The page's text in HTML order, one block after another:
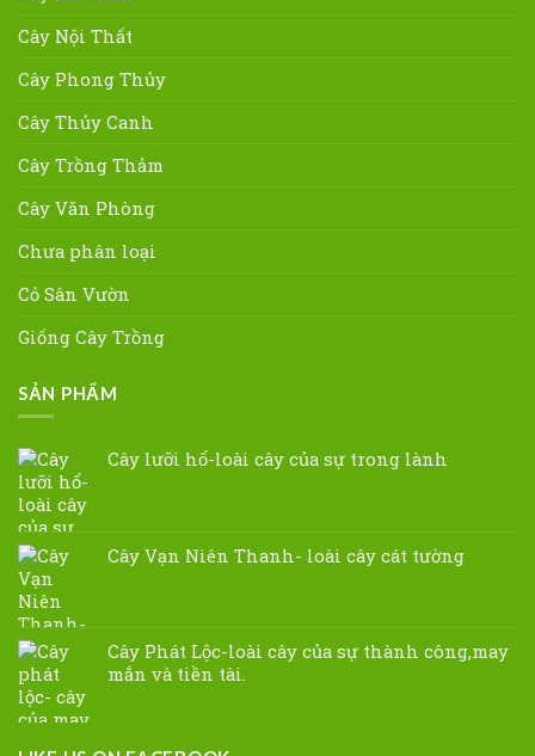
Cây Nội Thất
Cây Phong Thủy
Cây Thủy Canh
Cây Trồng Thảm
Cây Văn Phòng
Chưa phân loại
Cỏ Sân Vườn
Giống Cây Trồng
SẢN PHẨM
Cây lưỡi hổ-loài cây của sự trong lành
Cây Vạn Niên Thanh- loài cây cát tường
Cây Phát Lộc-loài cây của sự thành công,may
mắn và tiền tài.